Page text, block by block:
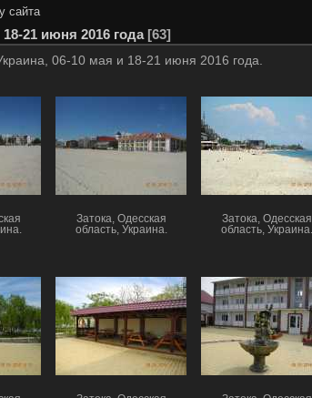
сайта
21 июня 2016 года 63
06-10 мая и 18-21 июня 2016 года.
Затока, Одесская
область, Украина.
Затока, Одесская
область, Украина.